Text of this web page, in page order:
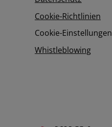
Cookie-Richtlinien
Cookie-Einstellungen
Whistleblowing